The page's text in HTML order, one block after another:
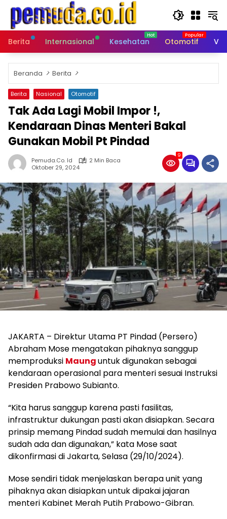
Langsung
konten
Berita
Internasional Kesehatan Otomotif
Beranda Berita
Berita Nasional Otomotif
Tak Ada Lagi Mobil Impor !,
Kendaraan Dinas Menteri Bakal
Gunakan Mobil Pt Pindad
Pemuda.co. Id
2 Min Baca
Oktober 29, 2024
9
JAKARTA – Direktur Utama PT Pindad (Persero)
Abraham Mose mengatakan pihaknya sanggup
memproduksi Maunguntuk digunakan sebagai
kendaraan operasional para menteri sesuai Instruksi
Presiden Prabowo Subianto.
“Kita harus sanggup karena pasti fasilitas,
infrastruktur dukungan pasti akan disiapkan. Secara
prinsip memang Pindad sudah memulai dan hasilnya
sudah ada dan digunakan,” kata Mose saat
dikonfirmasi di Jakarta, Selasa (29/10/2024).
Mose sendiri tidak menjelaskan berapa unit yang
pihaknya akan disiapkan untuk dipakai jajaran
menteri Kabinet Merah Putih Prabowo-Gibran.